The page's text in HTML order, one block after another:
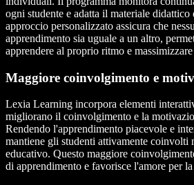
ogni studente e adatta il materiale didattico
approccio personalizzato assicura che
apprendimento sia uguale a un altro,
apprendere al proprio ritmo e
Maggiore coinvolgimento e
Lexia Learning incorpora elementi
migliorano il coinvolgimento e la
Rendendo l'apprendimento piacevole e
mantiene gli studenti attivamente coinvolti
educativo. Questo maggiore
di apprendimento e favorisce l'amore per